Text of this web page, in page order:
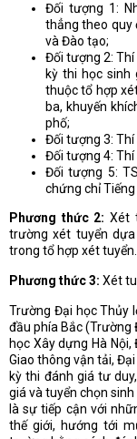
Đối tượng 1:
thẳng theo quy
và Đào tạo;
Đối tượng 2: Thí
kỳ thi học sinh
thuộc tổ hợp
ba, khuyến
phố;
Đối tượng 3:
Đối tượng 4: Thí
Đối tượng 5:
chứng chỉ
Phương thức 2: Xét
trường xét tuyển
trong tổ hợp xét tuyển.
Phương thức 3: Xét
Trường Đại học Thủy
đầu phía Bắc (Trường
học Xây dựng Hà
Giao thông vận tải,
kỳ thi đánh giá tư
giá và tuyển chọn
là sự tiếp cận với
thế giới, hướng tới